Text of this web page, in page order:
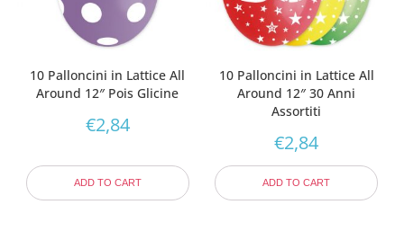
10 Palloncini in Lattice All
Around 12″ Pois Glicine
€2,84
ADD TO CART
10 Palloncini in Lattice All
Around 12″ 30 Anni
Assortiti
€2,84
ADD TO CART